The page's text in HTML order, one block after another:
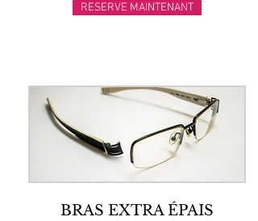
RESERVE MAINTENANT
BRAS EXTRA ÉPAIS